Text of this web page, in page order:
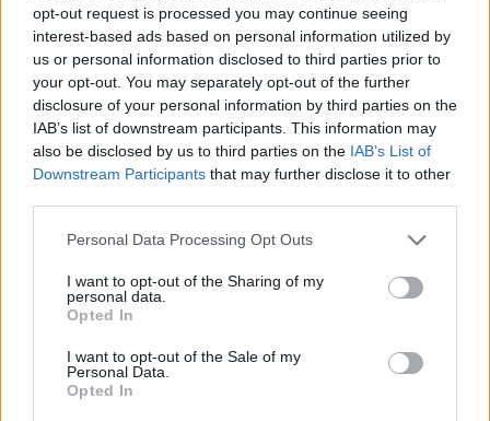
opt-out request is processed you may continue seeing
interest-based ads based on personal information utilized by
us or personal information disclosed to third parties prior to
your opt-out. You may separately opt-out of the further
disclosure of your personal information by third parties on the
IAB’s list of downstream participants. This information may
also be disclosed by us to third parties on the IAB’s List of
Downstream Participants that may further disclose it to other
Please note that this website/app uses one or more Google
not limited to your visit or usage behaviour. You may click to
grant or deny consent to Google and its third-party tags to
use your data for below specified purposes in below Google
consent section.
Personal Data Processing Opt Outs
I want to opt-out of the Sharing of my
personal data.
Opted In
I want to opt-out of the Sale of my
Personal Data.
Opted In
Continua a leggere